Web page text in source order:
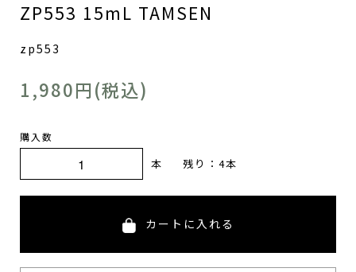
ZP553 15mL TAMSEN
zp553
1,980円(税込)
購入数
本 残り：4本
カートに入れる